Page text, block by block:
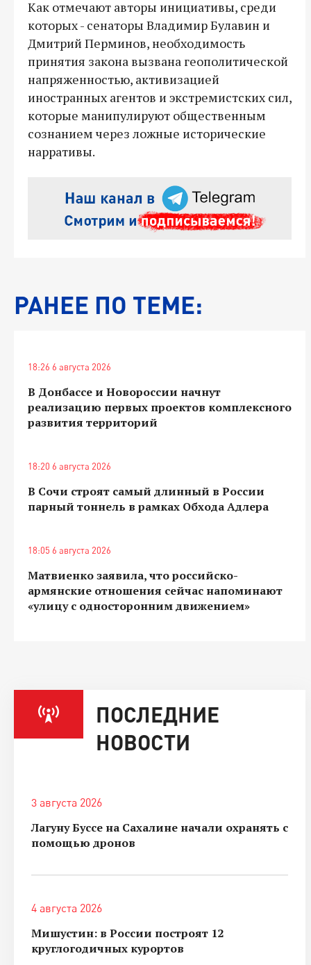
Как отмечают авторы инициативы, среди
которых - сенаторы Владимир Булавин и
Дмитрий Перминов, необходимость
принятия закона вызвана геополитической
напряженностью, активизацией
иностранных агентов и экстремистских сил,
которые манипулируют общественным
сознанием через ложные исторические
нарративы.
РАНЕЕ ПО ТЕМЕ:
18:26 6 августа 2026
В Донбассе и Новороссии начнут
реализацию первых проектов комплексного
развития территорий
18:20 6 августа 2026
В Сочи строят самый длинный в России
парный тоннель в рамках Обхода Адлера
18:05 6 августа 2026
Матвиенко заявила, что российско-
армянские отношения сейчас напоминают
«улицу с односторонним движением»
ПОСЛЕДНИЕ
НОВОСТИ
3 августа 2026
Лагуну Буссе на Сахалине начали охранять с
помощью дронов
4 августа 2026
Мишустин: в России построят 12
круглогодичных курортов